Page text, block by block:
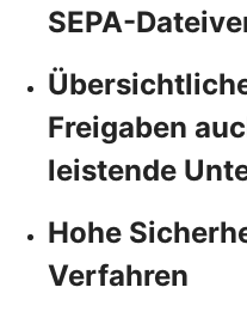
SEPA-
Freigaben
leistende
Hohe
Verfahren